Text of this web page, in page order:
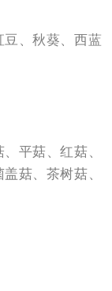
、秋葵、西蓝
平菇、红菇、
菇、茶树菇、